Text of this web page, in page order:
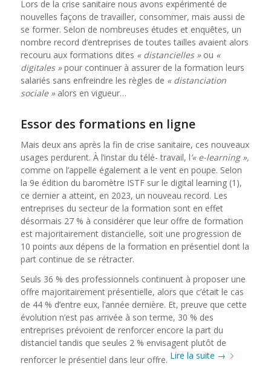
Lors de la crise sanitaire nous avons expérimenté de
nouvelles façons de travailler, consommer, mais aussi de
se former. Selon de nombreuses études et enquêtes, un
nombre record d’entreprises de toutes tailles avaient alors
recouru aux formations dites « distancielles » ou «
digitales »pour continuer à assurer de la formation leurs
salariés sans enfreindre les règles de « distanciation
sociale » alors en vigueur…
Essor des formations en ligne
Mais deux ans après la fin de crise sanitaire, ces nouveaux
usages perdurent. À l’instar du télé- travail, l’« e-learning »,
comme on l’appelle également a le vent en poupe. Selon
la 9e édition du baromètre ISTF sur le digital learning (1),
ce dernier a atteint, en 2023, un nouveau record. Les
entreprises du secteur de la formation sont en effet
désormais 27 % à considérer que leur offre de formation
est majoritairement distancielle, soit une progression de
10 points aux dépens de la formation en présentiel dont la
part continue de se rétracter.
Seuls 36 % des professionnels continuent à proposer une
offre majoritairement présentielle, alors que c’était le cas
de 44 % d’entre eux, l’année dernière. Et, preuve que cette
évolution n’est pas arrivée à son terme, 30 % des
entreprises prévoient de renforcer encore la part du
distanciel tandis que seules 2 % envisagent plutôt de
renforcer le présentiel dans leur offre. Lire la suite →